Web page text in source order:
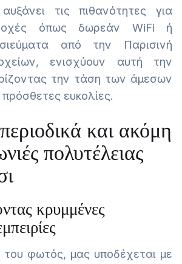
τις πιθανότητες για
όπως δωρεάν WiFi ή
από την Παρισινή
ενισχύουν αυτή την
την τάση των άμεσων
ευκολίες.
και ακόμη
πολυτέλειας
κρυμμένες
του φωτός, μας υποδέχεται με